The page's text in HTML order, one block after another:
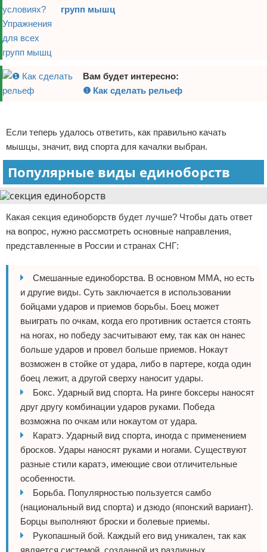
групп мышц
Вам будет интересно:
❶ Как сделать рельеф
Если теперь удалось ответить, как правильно качать
мышцы, значит, вид спорта для качалки выбран.
Популярные виды единоборств
Какая секция единоборств будет лучше? Чтобы дать ответ
на вопрос, нужно рассмотреть основные направления,
представленные в России и странах СНГ:
Смешанные единоборства. В основном ММА, но есть
и другие виды. Суть заключается в использовании
бойцами ударов и приемов борьбы. Боец может
выиграть по очкам, когда его противник остается стоять
на ногах, но победу засчитывают ему, так как он нанес
больше ударов и провел больше приемов. Нокаут
возможен в стойке от удара, либо в партере, когда один
боец лежит, а другой сверху наносит удары.
Бокс. Ударный вид спорта. На ринге боксеры наносят
друг другу комбинации ударов руками. Победа
возможна по очкам или нокаутом от удара.
Каратэ. Ударный вид спорта, иногда с применением
бросков. Удары наносят руками и ногами. Существуют
разные стили каратэ, имеющие свои отличительные
особенности.
Борьба. Популярностью пользуется самбо
(национальный вид спорта) и дзюдо (японский вариант).
Борцы выполняют броски и болевые приемы.
Рукопашный бой. Каждый его вид уникален, так как
является системой, созданной из различных